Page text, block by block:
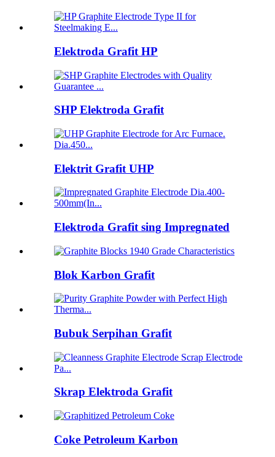
Elektroda Grafit HP
SHP Elektroda Grafit
Elektrit Grafit UHP
Elektroda Grafit sing Impregnated
Blok Karbon Grafit
Bubuk Serpihan Grafit
Skrap Elektroda Grafit
Coke Petroleum Karbon